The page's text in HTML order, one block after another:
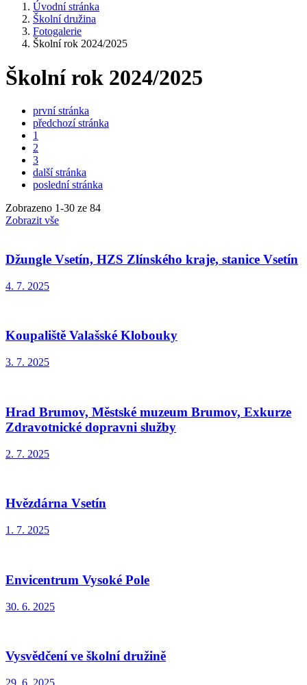
Úvodní stránka
Školní družina
Fotogalerie
Školní rok 2024/2025
Školní rok 2024/2025
první stránka
předchozí stránka
1
2
3
další stránka
poslední stránka
Zobrazeno 1-30 ze 84
Zobrazit vše
Džungle Vsetín, HZS Zlínského kraje, stanice Vsetín
4. 7. 2025
Koupaliště Valašské Klobouky
3. 7. 2025
Hrad Brumov, Městské muzeum Brumov, Exkurze
Zdravotnické dopravni služby
2. 7. 2025
Hvězdárna Vsetín
1. 7. 2025
Envicentrum Vysoké Pole
30. 6. 2025
Vysvědčení ve školní družině
29. 6. 2025